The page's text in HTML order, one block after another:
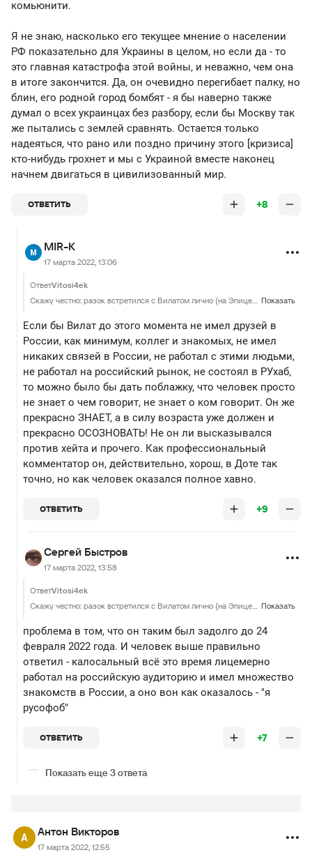
комьюнити.
Я не знаю, насколько его текущее мнение о населении
РФ показательно для Украины в целом, но если да - то
это главная катастрофа этой войны, и неважно, чем она
в итоге закончится. Да, он очевидно перегибает палку, но
блин, его родной город бомбят - я бы наверно также
думал о всех украинцах без разбору, если бы Москву так
же пытались с землей сравнять. Остается только
надеяться, что рано или поздно причину этого [кризиса]
кто-нибудь грохнет и мы с Украиной вместе наконец
начнем двигаться в цивилизованный мир.
ОТВЕТИТЬ +8
MIR-K
17 марта 2022, 13:06
ОтветVitosi4ek
Показать
Если бы Вилат до этого момента не имел друзей в
России, как минимум, коллег и знакомых, не имел
никаких связей в России, не работал с этими людьми,
не работал на российский рынок, не состоял в РУхаб,
то можно было бы дать поблажку, что человек просто
не знает о чем говорит, не знает о ком говорит. Он же
прекрасно ЗНАЕТ, а в силу возраста уже должен и
прекрасно ОСОЗНОВАТЬ! Не он ли высказывался
против хейта и прочего. Как профессиональный
комментатор он, действительно, хорош, в Доте так
точно, но как человек оказался полное хавно.
ОТВЕТИТЬ +9
Сергей Быстров
17 марта 2022, 13:58
ОтветVitosi4ek
Показать
проблема в том, что он таким был задолго до 24
февраля 2022 года. И человек выше правильно
ответил - калосальный всё это время лицемерно
работал на российскую аудиторию и имел множество
знакомств в России, а оно вон как оказалось - "я
русофоб"
ОТВЕТИТЬ +7
Показать еще 3 ответа
Антон Викторов
17 марта 2022, 12:55